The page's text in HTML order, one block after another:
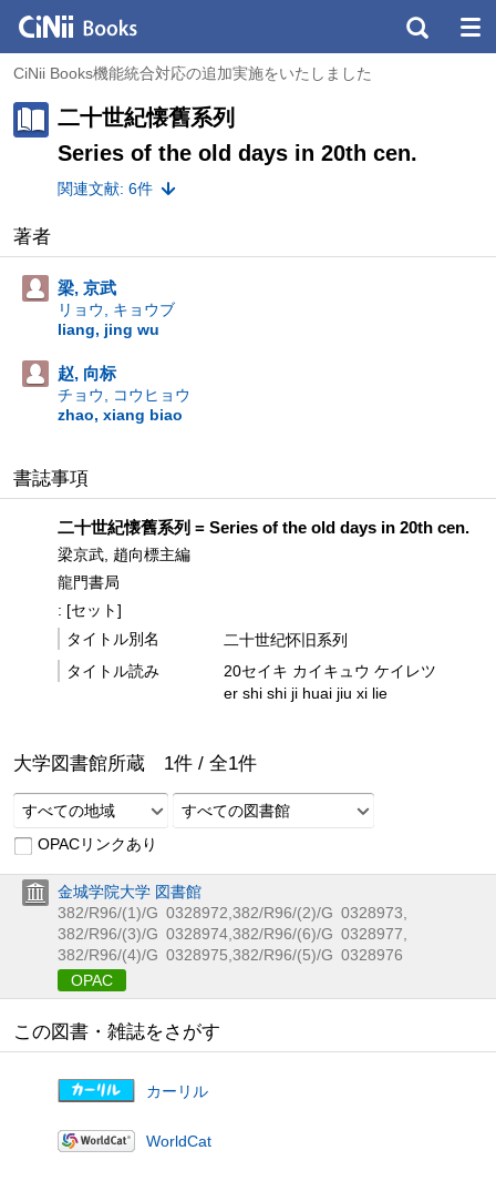
CiNii Books機能統合対応の追加実施をいたしました
二十世紀懐舊系列
Series of the old days in 20th cen.
関連文献: 6件
著者
梁, 京武
リョウ, キョウブ
liang, jing wu
赵, 向标
チョウ, コウヒョウ
zhao, xiang biao
書誌事項
二十世紀懐舊系列 = Series of the old days in 20th cen.
梁京武, 趙向標主編
龍門書局
: [セット]
タイトル別名
二十世纪怀旧系列
タイトル読み
20セイキ カイキュウ ケイレツ
er shi shi ji huai jiu xi lie
大学図書館所蔵 1件 / 全1件
すべての地域
すべての図書館
OPACリンクあり
金城学院大学 図書館
382/R96/(1)/G 0328972,382/R96/(2)/G 0328973,
382/R96/(3)/G 0328974,382/R96/(6)/G 0328977,
382/R96/(4)/G 0328975,382/R96/(5)/G 0328976
OPAC
この図書・雑誌をさがす
カーリル
WorldCat